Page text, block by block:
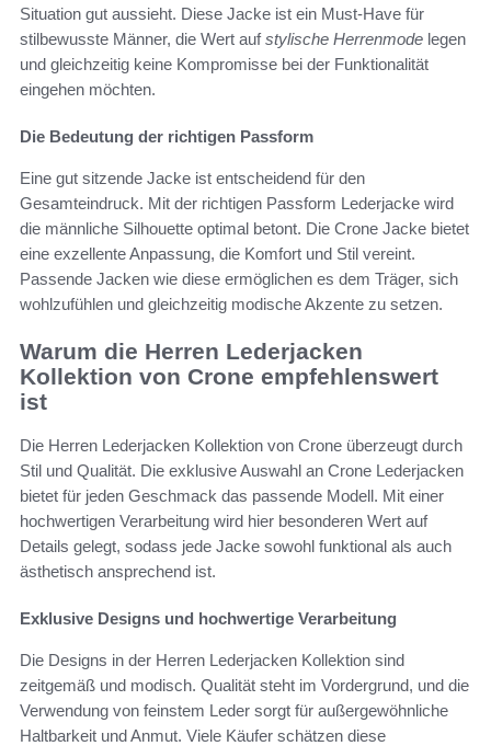
Situation gut aussieht. Diese Jacke ist ein Must-Have für
stilbewusste Männer, die Wert aufstylische Herrenmode legen
und gleichzeitig keine Kompromisse bei der Funktionalität
eingehen möchten.
Die Bedeutung der richtigen Passform
Eine gut sitzende Jacke ist entscheidend für den
Gesamteindruck. Mit der richtigen Passform Lederjacke wird
die männliche Silhouette optimal betont. Die Crone Jacke bietet
eine exzellente Anpassung, die Komfort und Stil vereint.
Passende Jacken wie diese ermöglichen es dem Träger, sich
wohlzufühlen und gleichzeitig modische Akzente zu setzen.
Warum die Herren Lederjacken
Kollektion von Crone empfehlenswert
ist
Die Herren Lederjacken Kollektion von Crone überzeugt durch
Stil und Qualität. Die exklusive Auswahl an Crone Lederjacken
bietet für jeden Geschmack das passende Modell. Mit einer
hochwertigen Verarbeitung wird hier besonderen Wert auf
Details gelegt, sodass jede Jacke sowohl funktional als auch
ästhetisch ansprechend ist.
Exklusive Designs und hochwertige Verarbeitung
Die Designs in der Herren Lederjacken Kollektion sind
zeitgemäß und modisch. Qualität steht im Vordergrund, und die
Verwendung von feinstem Leder sorgt für außergewöhnliche
Haltbarkeit und Anmut. Viele Käufer schätzen diese